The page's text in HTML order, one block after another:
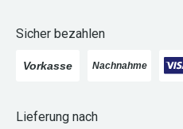
Sicher bezahlen
Lieferung nach